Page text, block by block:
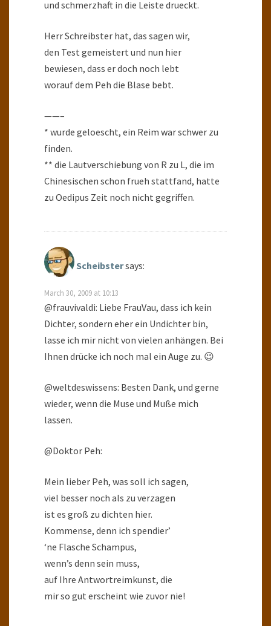
und schmerzhaft in die Leiste drueckt.
Herr Schreibster hat, das sagen wir,
den Test gemeistert und nun hier
bewiesen, dass er doch noch lebt
worauf dem Peh die Blase bebt.
——–
* wurde geloescht, ein Reim war schwer zu
finden.
** die Lautverschiebung von R zu L, die im
Chinesischen schon frueh stattfand, hatte
zu Oedipus Zeit noch nicht gegriffen.
Scheibstersays:
March 30, 2009 at 10:13
@frauvivaldi: Liebe FrauVau, dass ich kein
Dichter, sondern eher ein Undichter bin,
lasse ich mir nicht von vielen anhängen. Bei
Ihnen drücke ich noch mal ein Auge zu. 😉
@weltdeswissens: Besten Dank, und gerne
wieder, wenn die Muse und Muße mich
lassen.
@Doktor Peh:
Mein lieber Peh, was soll ich sagen,
viel besser noch als zu verzagen
ist es groß zu dichten hier.
Kommense, denn ich spendier’
‘ne Flasche Schampus,
wenn’s denn sein muss,
auf Ihre Antwortreimkunst, die
mir so gut erscheint wie zuvor nie!